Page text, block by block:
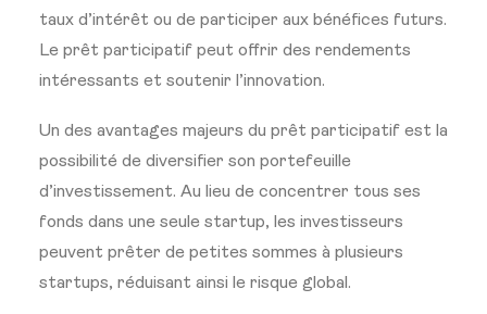
taux d’intérêt ou de participer aux bénéfices futurs.
Le prêt participatif peut offrir des rendements
intéressants et soutenir l’innovation.
Un des avantages majeurs du prêt participatif est la
possibilité de diversifier son portefeuille
d’investissement. Au lieu de concentrer tous ses
fonds dans une seule startup, les investisseurs
peuvent prêter de petites sommes à plusieurs
startups, réduisant ainsi le risque global.